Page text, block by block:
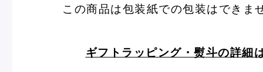
この商品は包装紙での包装はできま
ギフトラッピング・熨斗の詳細